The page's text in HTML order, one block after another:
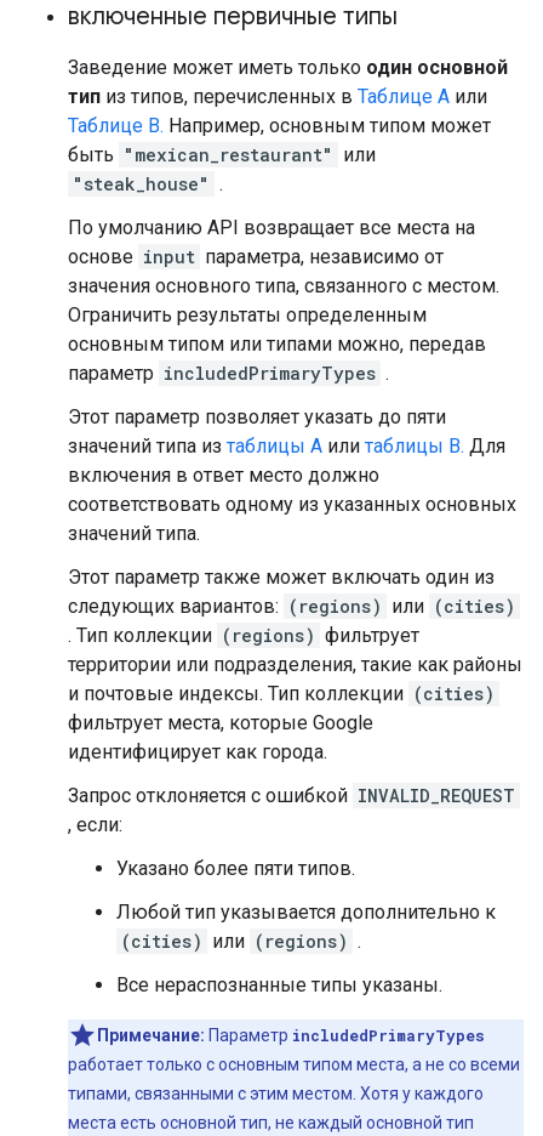
включенные первичные типы
Заведение может иметь только один основной
тип из типов, перечисленных в Таблице A или
Таблице B. Например, основным типом может
быть "mexican_restaurant"
или
"steak_house" .
По умолчанию API возвращает все места на
основе input параметра, независимо от
значения основного типа, связанного с местом.
Ограничить результаты определенным
основным типом или типами можно, передав
параметр includedPrimaryTypes .
Этот параметр позволяет указать до пяти
значений типа из таблицы A или таблицы B. Для
включения в ответ место должно
соответствовать одному из указанных основных
значений типа.
Этот параметр также может включать один из
следующих вариантов: (regions) или (cities)
. Тип коллекции (regions) фильтрует
территории или подразделения, такие как районы
и почтовые индексы. Тип коллекции (cities)
фильтрует места, которые Google
идентифицирует как города.
Запрос отклоняется с ошибкой INVALID_REQUEST
, если:
Указано более пяти типов.
Любой тип указывается дополнительно к
(cities) или (regions) .
Все нераспознанные типы указаны.
Примечание: Параметр includedPrimaryTypes
работает только с основным типом места, а не со всеми
типами, связанными с этим местом. Хотя у каждого
места есть основной тип, не каждый основной тип